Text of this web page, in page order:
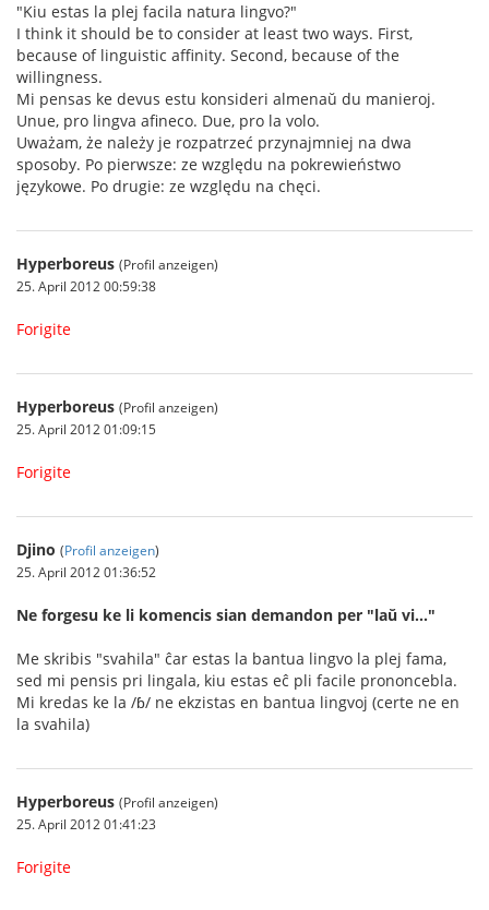
"Kiu estas la plej facila natura lingvo?"
I think it should be to consider at least two ways. First,
because of linguistic affinity. Second, because of the
willingness.
Mi pensas ke devus estu konsideri almenaŭ du manieroj.
Unue, pro lingva afineco. Due, pro la volo.
Uważam, że należy je rozpatrzeć przynajmniej na dwa
sposoby. Po pierwsze: ze względu na pokrewieństwo
językowe. Po drugie: ze względu na chęci.
Hyperboreus (Profil anzeigen)
25. April 2012 00:59:38
Forigite
Hyperboreus (Profil anzeigen)
25. April 2012 01:09:15
Forigite
Djino (Profil anzeigen)
25. April 2012 01:36:52
Ne forgesu ke li komencis sian demandon per "laŭ vi..."
Me skribis "svahila" ĉar estas la bantua lingvo la plej fama,
sed mi pensis pri lingala, kiu estas eĉ pli facile prononcebla.
Mi kredas ke la /ɓ/ ne ekzistas en bantua lingvoj (certe ne en
la svahila)
Hyperboreus (Profil anzeigen)
25. April 2012 01:41:23
Forigite